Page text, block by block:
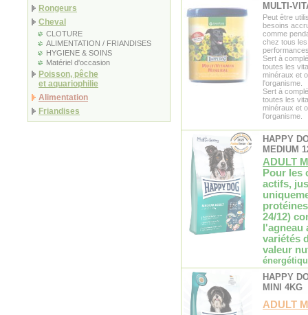
Rongeurs
Cheval
CLOTURE
ALIMENTATION / FRIANDISES
HYGIENE & SOINS
Matériel d'occasion
Poisson, pêche
et aquariophilie
Alimentation
Friandises
MULTI-
Peut être
besoins
comme
chez tous
Sert à
toutes les
minéraux et
l'organisme.
Sert à
toutes les
minéraux et
l'organisme.
HAPPY
MEDIUM
ADULT
Pour les
actifs,
24/12)
l'agneau
variétés
valeur
HAPPY
MINI 4KG
ADULT